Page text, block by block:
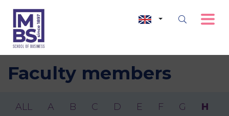
Faculty members
ALL A B C D E F G H